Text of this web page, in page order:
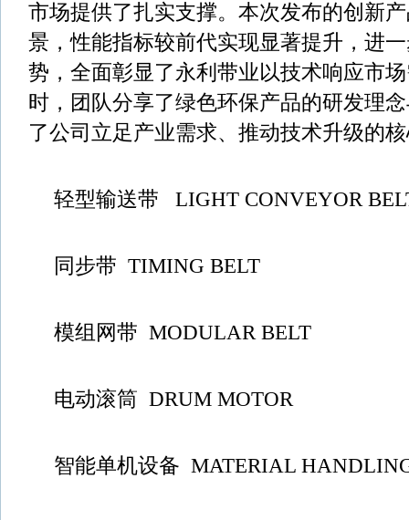
市场提供了扎实支撑。本次发布的创新
景，性能指标较前代实现显著提升，进
势，全面彰显了永利带业以技术响应市
时，团队分享了绿色环保产品的研发理
了公司立足产业需求、推动技术升级的
轻型输送带 LIGHT CONVEYOR
同步带 TIMING BELT
模组网带 MODULAR BELT
电动滚筒 DRUM MOTOR
智能单机设备 MATERIAL